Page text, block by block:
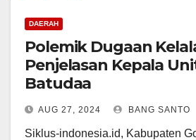
DAERAH
Polemik Dugaan
Penjelasan Kepala
Batudaa
AUG 27, 2024 BANG SANTO
Siklus-indonesia.id, Kabupaten